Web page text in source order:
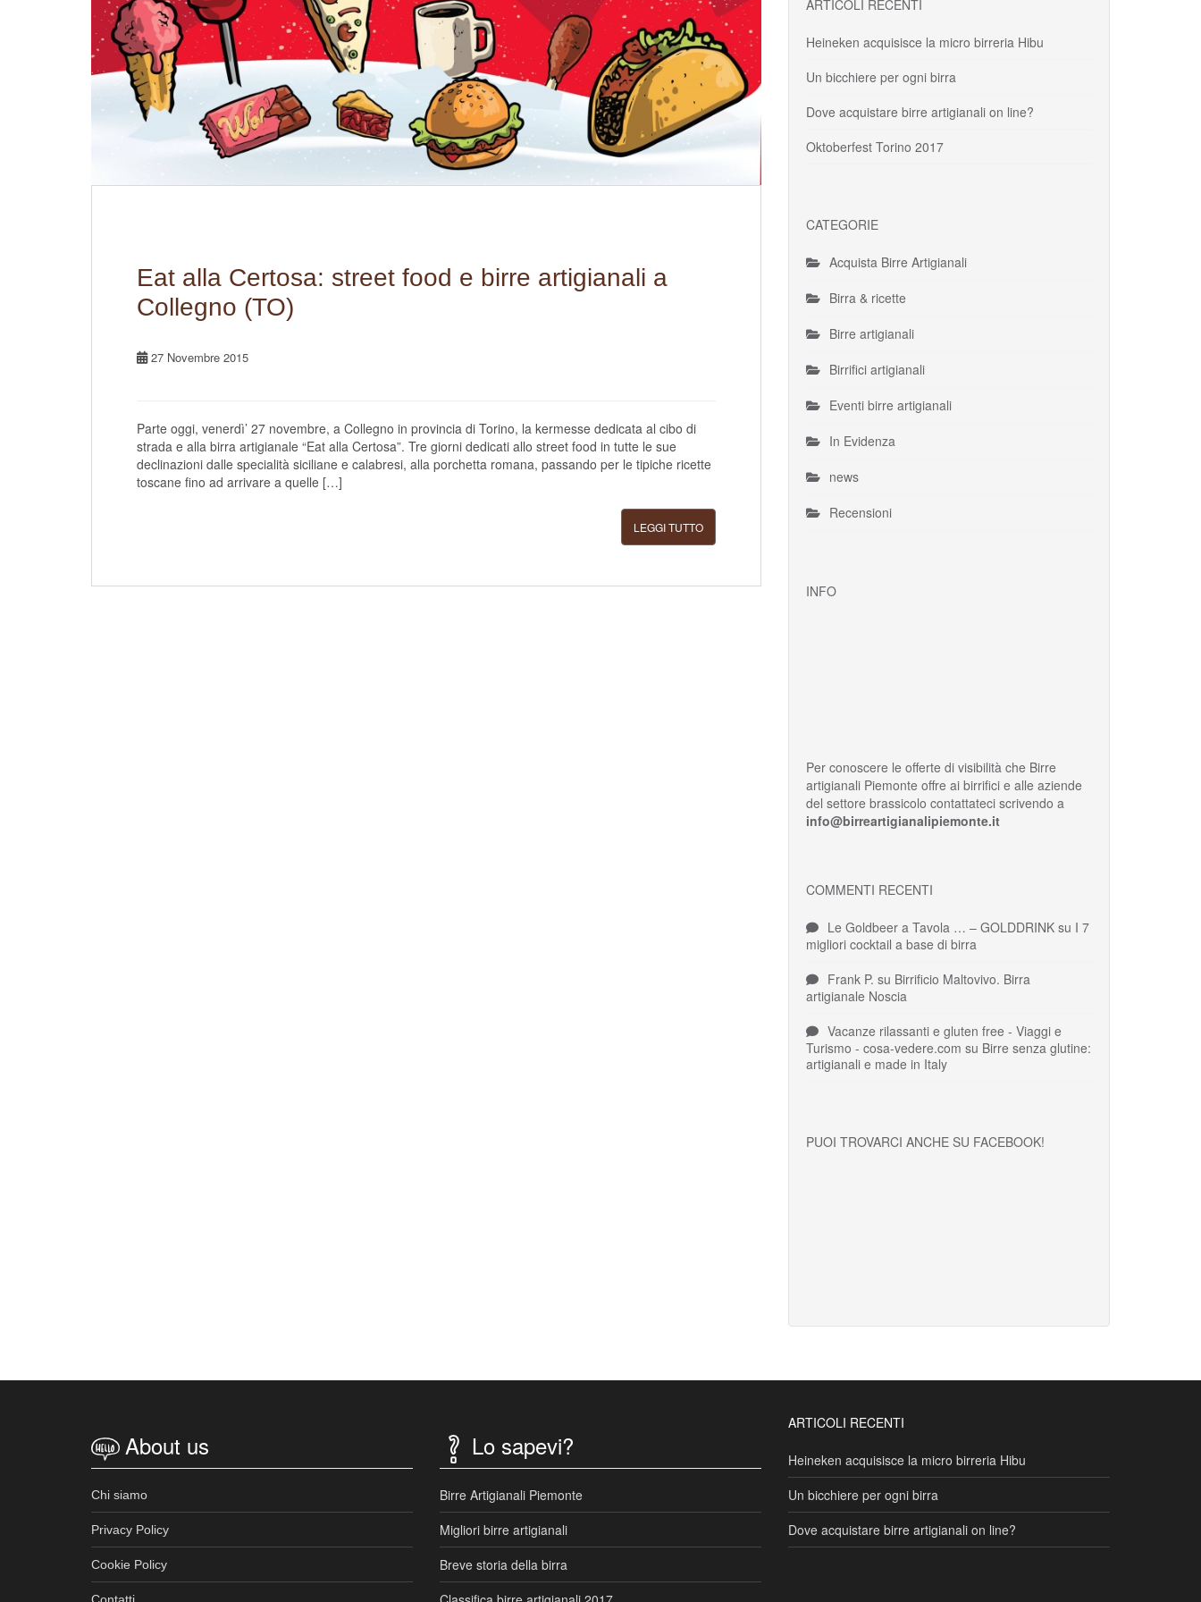
Eat alla Certosa: street food e birre artigianali a
Collegno (TO)
27 Novembre 2015
Parte oggi, venerdì’ 27 novembre, a Collegno in provincia di Torino, la kermesse dedicata al cibo di
strada e alla birra artigianale “Eat alla Certosa”. Tre giorni dedicati allo street food in tutte le sue
declinazioni dalle specialità siciliane e calabresi, alla porchetta romana, passando per le tipiche ricette
toscane fino ad arrivare a quelle […]
LEGGI TUTTO
ARTICOLI RECENTI
Heineken acquisisce la micro birreria Hibu
Un bicchiere per ogni birra
Dove acquistare birre artigianali on line?
Oktoberfest Torino 2017
CATEGORIE
Acquista Birre Artigianali
Birra & ricette
Birre artigianali
Birrifici artigianali
Eventi birre artigianali
In Evidenza
news
Recensioni
INFO
Per conoscere le offerte di visibilità che Birre
artigianali Piemonte offre ai birrifici e alle aziende
del settore brassicolo contattateci scrivendo a
info@birreartigianalipiemonte.it
COMMENTI RECENTI
Le Goldbeer a Tavola … – GOLDDRINK su I 7
migliori cocktail a base di birra
Frank P. su Birrificio Maltovivo. Birra
artigianale Noscia
Vacanze rilassanti e gluten free - Viaggi e
Turismo - cosa-vedere.com su Birre senza glutine:
artigianali e made in Italy
PUOI TROVARCI ANCHE SU FACEBOOK!
About us
Chi siamo
Privacy Policy
Cookie Policy
Lo sapevi?
Birre Artigianali Piemonte
Migliori birre artigianali
Breve storia della birra
ARTICOLI RECENTI
Heineken acquisisce la micro birreria Hibu
Un bicchiere per ogni birra
Dove acquistare birre artigianali on line?